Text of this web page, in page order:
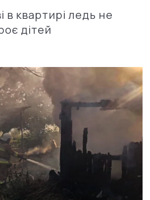
в квартирі ледь не
дітей